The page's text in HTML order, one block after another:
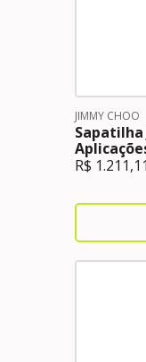
JIMMY CHOO
Sapatilha
R$ 1.211,11